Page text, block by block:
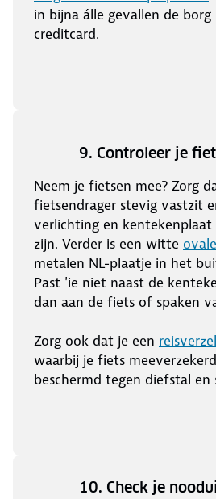
in bijna álle gevallen de
creditcard.
9. Controleer je
Neem je fietsen mee? Zorg
fietsendrager stevig vastzit
verlichting en kentekenplaat
zijn. Verder is een witte
metalen NL-plaatje in het
Past 'ie niet naast de
dan aan de fiets of spaken
Zorg ook dat je een
waarbij je fiets
beschermd tegen diefstal en
10. Check je